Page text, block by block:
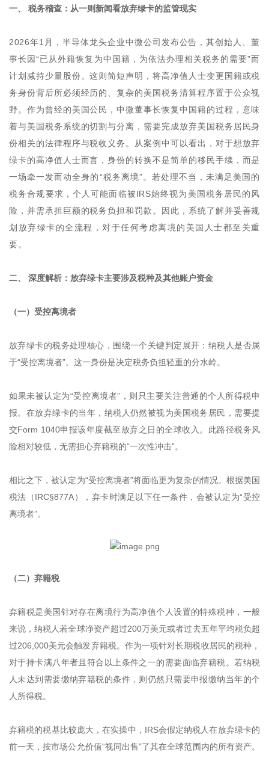
一、 税务稽查：从一则新闻看放弃绿卡的监管现实
2026年1月，半导体龙头企业中微公司发布公告，其创始人、董
事长因“已从外籍恢复为中国籍，为依法办理相关税务的需要”而
计划减持少量股份。这则简短声明，将高净值人士变更国籍或税
务身份背后所必须经历的、复杂的美国税务清算程序置于公众视
野。作为曾经的美国公民，中微董事长恢复中国籍的过程，意味
着与美国税务系统的切割与分离，需要完成放弃美国税务居民身
份相关的法律程序与税收义务。从案例中可以看出，对于想放弃
绿卡的高净值人士而言，身份的转换不是简单的移民手续，而是
一场牵一发而动全身的“税务离境”。若处理不当，未满足美国的
税务合规要求，个人可能面临被IRS始终视为美国税务居民的风
险，并需承担巨额的税务负担和罚款。因此，系统了解并妥善规
划放弃绿卡的全流程，对于任何考虑离境的美国人士都至关重
要。
二、 深度解析：放弃绿卡主要涉及税种及其他账户资金
（一）受控离境者
放弃绿卡的税务处理核心，围绕一个关键判定展开：纳税人是否属
于“受控离境者”。这一身份是决定税务负担轻重的分水岭。
如果未被认定为“受控离境者”，则只主要关注普通的个人所得税申
报。在放弃绿卡的当年，纳税人仍然被视为美国税务居民，需要提
交Form 1040申报该年度截至放弃之日的全球收入。此路径税务风
险相对较低，无需担心弃籍税的“一次性冲击”。
相比之下，被认定为“受控离境者”将面临更为复杂的情况。根据美国
税法（IRC§877A），弃卡时满足以下任一条件，会被认定为“受控
离境者”。
（二）弃籍税
弃籍税是美国针对存在离境行为高净值个人设置的特殊税种，一般
来说，纳税人若全球净资产超过200万美元或者过去五年平均税负超
过206,000美元会触发弃籍税。作为一项针对长期税收居民的税种，
对于持卡满八年者且符合以上条件之一的需要面临弃籍税。若纳税
人未达到需要缴纳弃籍税的条件，则仍然只需要申报缴纳当年的个
人所得税。
弃籍税的税基比较庞大，在实操中，IRS会假定纳税人在放弃绿卡的
前一天，按市场公允价值“视同出售”了其在全球范围内的所有资产。